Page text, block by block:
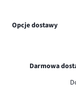
Opcje dostawy
Darmowa